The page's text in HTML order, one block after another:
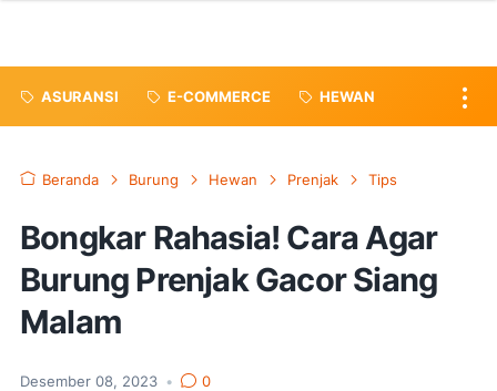
ASURANSI E-COMMERCE HEWAN
Beranda Burung Hewan Prenjak Tips
Bongkar Rahasia! Cara Agar
Burung Prenjak Gacor Siang
Malam
Desember 08, 2023 •
0